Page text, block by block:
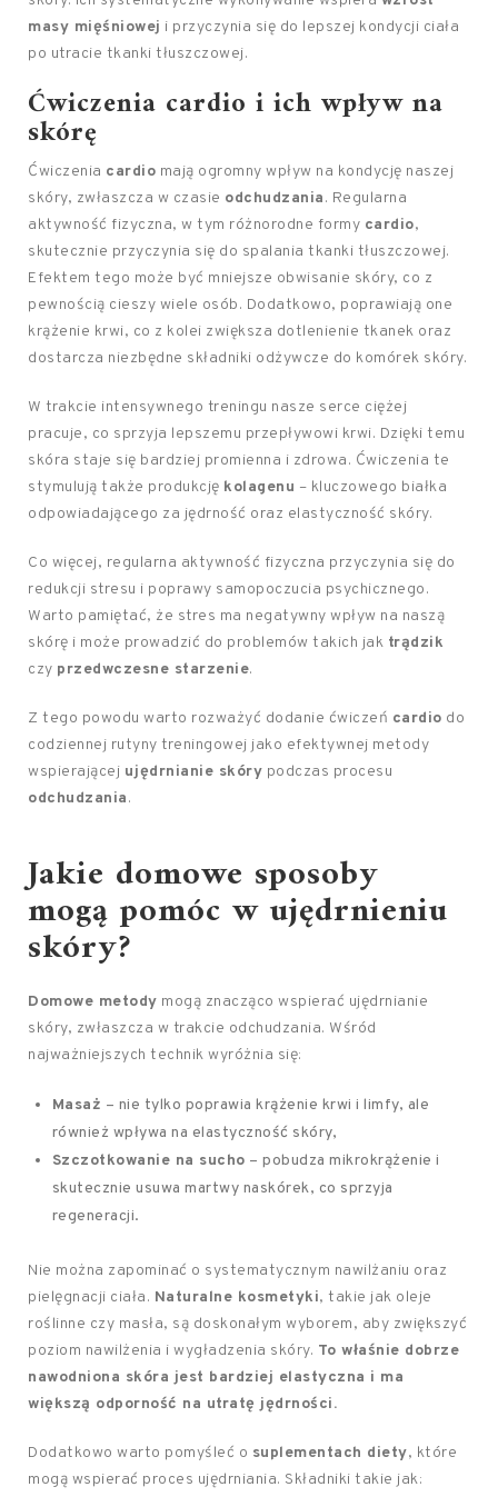
masy mięśniowej i przyczynia się do lepszej kondycji ciała
po utracie tkanki tłuszczowej.
Ćwiczenia cardio i ich wpływ na
skórę
Ćwiczenia cardio mają ogromny wpływ na kondycję naszej
skóry, zwłaszcza w czasie odchudzania. Regularna
aktywność fizyczna, w tym różnorodne formy cardio,
skutecznie przyczynia się do spalania tkanki tłuszczowej.
Efektem tego może być mniejsze obwisanie skóry, co z
pewnością cieszy wiele osób. Dodatkowo, poprawiają one
krążenie krwi, co z kolei zwiększa dotlenienie tkanek oraz
dostarcza niezbędne składniki odżywcze do komórek skóry.
W trakcie intensywnego treningu nasze serce ciężej
pracuje, co sprzyja lepszemu przepływowi krwi. Dzięki temu
skóra staje się bardziej promienna i zdrowa. Ćwiczenia te
stymulują także produkcję kolagenu – kluczowego białka
odpowiadającego za jędrność oraz elastyczność skóry.
Co więcej, regularna aktywność fizyczna przyczynia się do
redukcji stresu i poprawy samopoczucia psychicznego.
Warto pamiętać, że stres ma negatywny wpływ na naszą
skórę i może prowadzić do problemów takich jak trądzik
czy przedwczesne starzenie.
Z tego powodu warto rozważyć dodanie ćwiczeń cardio do
codziennej rutyny treningowej jako efektywnej metody
wspierającej ujędrnianie skóry podczas procesu
odchudzania.
Jakie domowe sposoby
mogą pomóc w ujędrnieniu
skóry?
Domowe metody mogą znacząco wspierać ujędrnianie
skóry, zwłaszcza w trakcie odchudzania. Wśród
najważniejszych technik wyróżnia się:
Masaż – nie tylko poprawia krążenie krwi i limfy, ale
również wpływa na elastyczność skóry,
Szczotkowanie na sucho – pobudza mikrokrążenie i
skutecznie usuwa martwy naskórek, co sprzyja
regeneracji.
Nie można zapominać o systematycznym nawilżaniu oraz
pielęgnacji ciała. Naturalne kosmetyki, takie jak oleje
roślinne czy masła, są doskonałym wyborem, aby zwiększyć
poziom nawilżenia i wygładzenia skóry. To właśnie dobrze
nawodniona skóra jest bardziej elastyczna i ma
większą odporność na utratę jędrności.
Dodatkowo warto pomyśleć o suplementach diety, które
mogą wspierać proces ujędrniania. Składniki takie jak: